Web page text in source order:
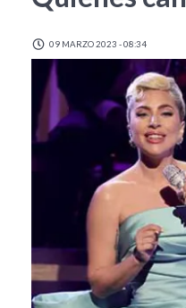
09 MARZO 2023 - 08:34